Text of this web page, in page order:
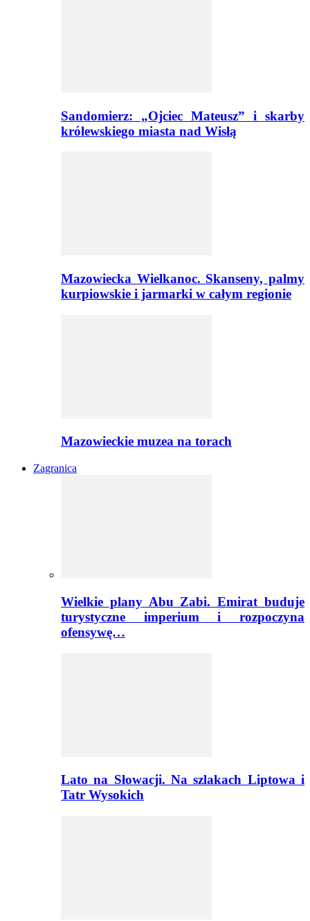
Sandomierz: „Ojciec Mateusz” i skarby
królewskiego miasta nad Wisłą
Mazowiecka Wielkanoc. Skanseny, palmy
kurpiowskie i jarmarki w całym regionie
Mazowieckie muzea na torach
Zagranica
Wielkie plany Abu Zabi. Emirat buduje
turystyczne imperium i rozpoczyna
ofensywę…
Lato na Słowacji. Na szlakach Liptowa i
Tatr Wysokich